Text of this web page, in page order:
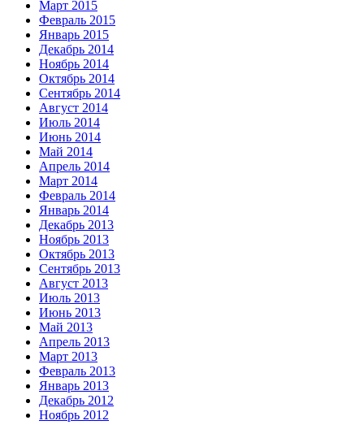
Март 2015
Февраль 2015
Январь 2015
Декабрь 2014
Ноябрь 2014
Октябрь 2014
Сентябрь 2014
Август 2014
Июль 2014
Июнь 2014
Май 2014
Апрель 2014
Март 2014
Февраль 2014
Январь 2014
Декабрь 2013
Ноябрь 2013
Октябрь 2013
Сентябрь 2013
Август 2013
Июль 2013
Июнь 2013
Май 2013
Апрель 2013
Март 2013
Февраль 2013
Январь 2013
Декабрь 2012
Ноябрь 2012